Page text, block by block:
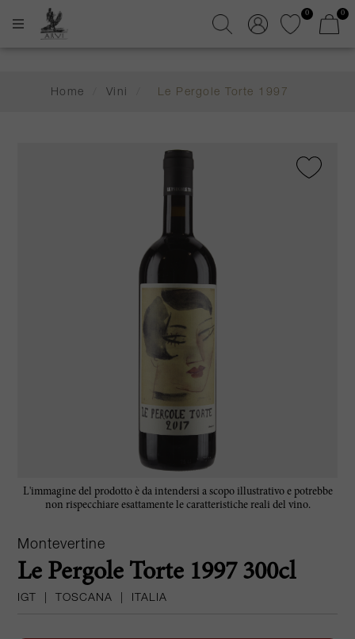
0 0
Home Vini Le Pergole Torte 1997
L'immagine del prodotto è da intendersi a scopo illustrativo e potrebbe
non rispecchiare esattamente le caratteristiche reali del vino.
Montevertine
Le Pergole Torte 1997 300cl
IGT TOSCANA ITALIA